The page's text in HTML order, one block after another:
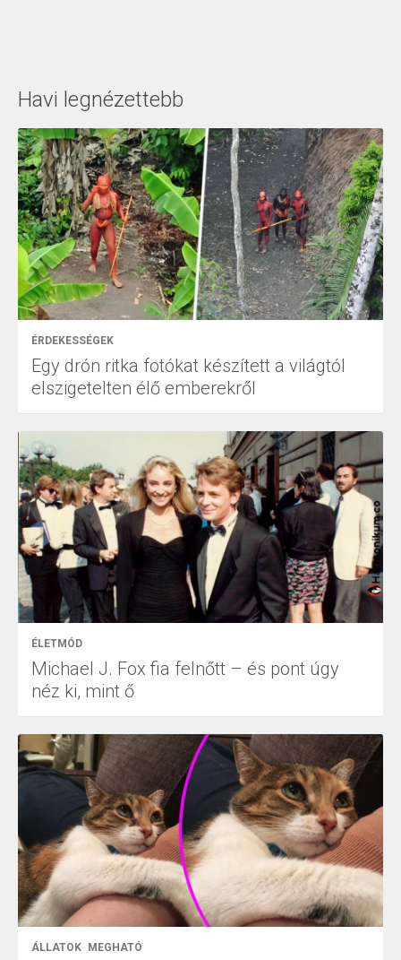
Havi legnézettebb
ÉRDEKESSÉGEK
Egy drón ritka fotókat készített a világtól
elszigetelten élő emberekről
ÉLETMÓD
Michael J. Fox fia felnőtt – és pont úgy
néz ki, mint ő
ÁLLATOK MEGHATÓ